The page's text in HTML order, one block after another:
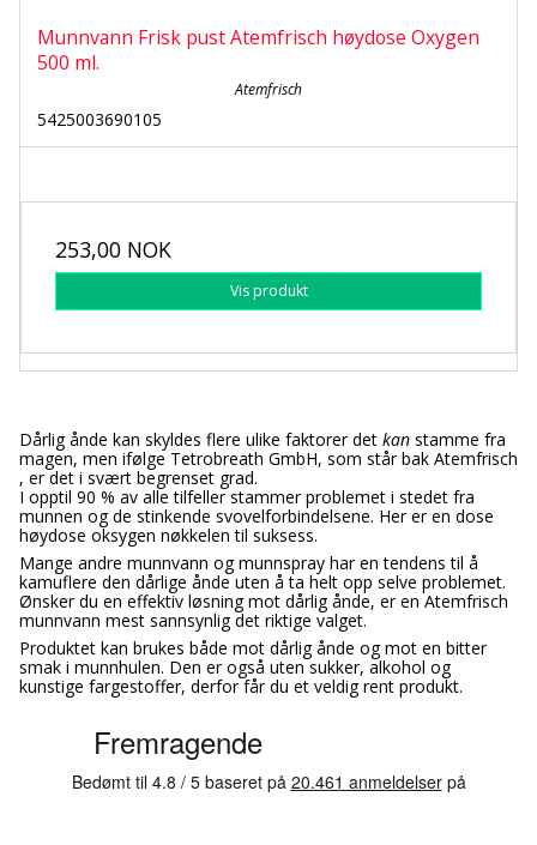
Munnvann Frisk pust Atemfrisch høydose Oxygen
500 ml.
Atemfrisch
5425003690105
253,00 NOK
Vis produkt
Dårlig ånde kan skyldes flere ulike faktorer det kan stamme fra
magen, men ifølge Tetrobreath GmbH, som står bak Atemfrisch
, er det i svært begrenset grad.
I opptil 90 % av alle tilfeller stammer problemet i stedet fra
munnen og de stinkende svovelforbindelsene. Her er en dose
høydose oksygen nøkkelen til suksess.
Mange andre munnvann og munnspray har en tendens til å
kamuflere den dårlige ånde uten å ta helt opp selve problemet.
Ønsker du en effektiv løsning mot dårlig ånde, er en Atemfrisch
munnvann mest sannsynlig det riktige valget.
Produktet kan brukes både mot dårlig ånde og mot en bitter
smak i munnhulen. Den er også uten sukker, alkohol og
kunstige fargestoffer, derfor får du et veldig rent produkt.